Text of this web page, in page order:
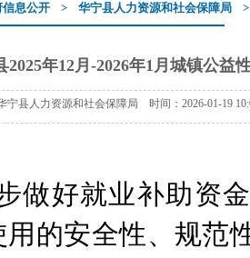
息公开 > 华宁县人力资源和社会保障局
2025年12月-2026年1月城镇公益
宁县人力资源和社会保障局 时间：2026-01-19
做好就业补助资
的安全性、规范